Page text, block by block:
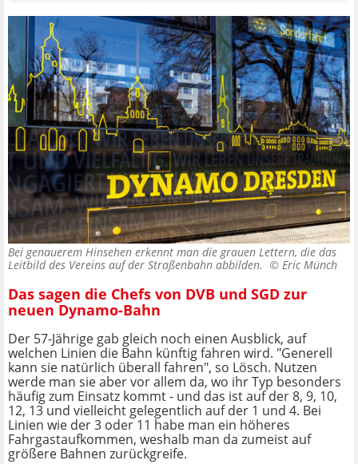
Bei genauerem Hinsehen erkennt man die grauen Lettern, die das
Leitbild des Vereins auf der Straßenbahn abbilden. © Eric Münch
Das sagen die Chefs von DVB und SGD zur
neuen Dynamo-Bahn
Der 57-Jährige gab gleich noch einen Ausblick, auf
welchen Linien die Bahn künftig fahren wird. "Generell
kann sie natürlich überall fahren", so Lösch. Nutzen
werde man sie aber vor allem da, wo ihr Typ besonders
häufig zum Einsatz kommt - und das ist auf der 8, 9, 10,
12, 13 und vielleicht gelegentlich auf der 1 und 4. Bei
Linien wie der 3 oder 11 habe man ein höheres
Fahrgastaufkommen, weshalb man da zumeist auf
größere Bahnen zurückgreife.